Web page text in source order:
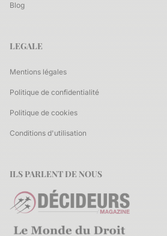
Blog
LEGALE
Mentions légales
Politique de confidentialité
Politique de cookies
Conditions d'utilisation
ILS PARLENT DE NOUS